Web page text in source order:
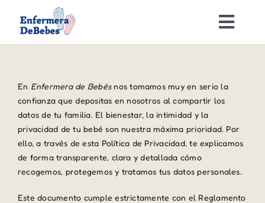
Alimentación infantil
Taller Sueño
Contacto
En Enfermera de Bebésnos tomamos muy en serio la
confianza que depositas en nosotros al compartir los
datos de tu familia. El bienestar, la intimidad y la
privacidad de tu bebé son nuestra máxima prioridad. Por
ello, a través de esta Política de Privacidad, te explicamos
de forma transparente, clara y detallada cómo
recogemos, protegemos y tratamos tus datos personales.
Este documento cumple estrictamente con el Reglamento